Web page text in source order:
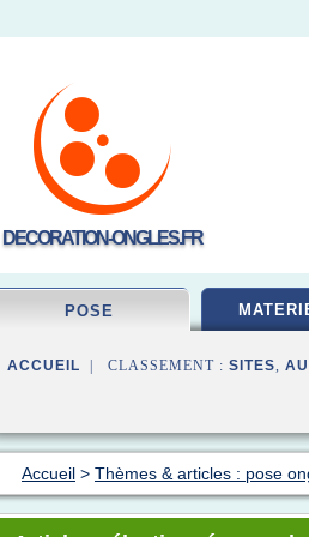
DECORATION-ONGLES.FR
POSE
ACCUEIL | CLASSEMENT : SITES,
Accueil > Thèmes & articles : pose